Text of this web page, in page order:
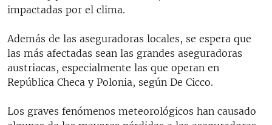
impactadas por el clima.
Además de las aseguradoras locales, se espera que
las más afectadas sean las grandes aseguradoras
austriacas, especialmente las que operan en
República Checa y Polonia, según De Cicco.
Los graves fenómenos meteorológicos han causado